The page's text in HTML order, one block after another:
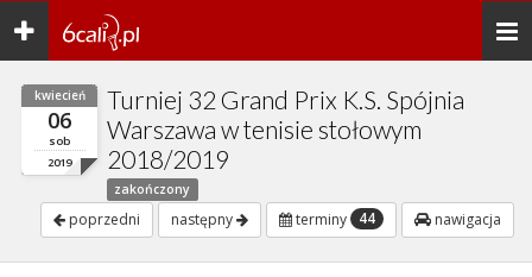
Toggle
navigation
kwiecień
06
sob
2019
Turniej 32 Grand Prix K.S. Spójnia
Warszawa w tenisie stołowym
2018/2019
zakończony
poprzedni następny terminy 44 nawigacja